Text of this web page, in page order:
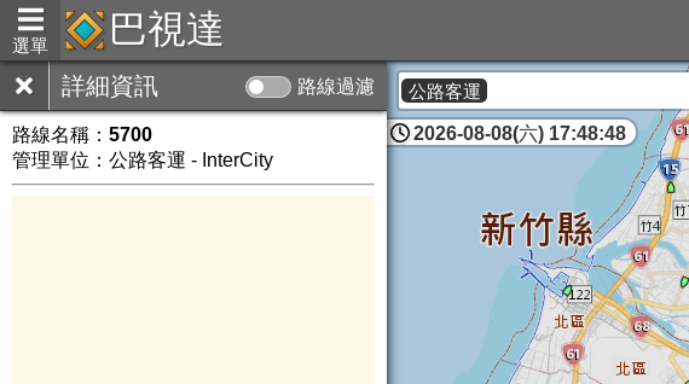
選單 巴視達
詳細資訊 路線過濾
路線名稱： 5700
管理單位：公路客運 - InterCity
公路客運
2026-08-08(六) 17:48:48